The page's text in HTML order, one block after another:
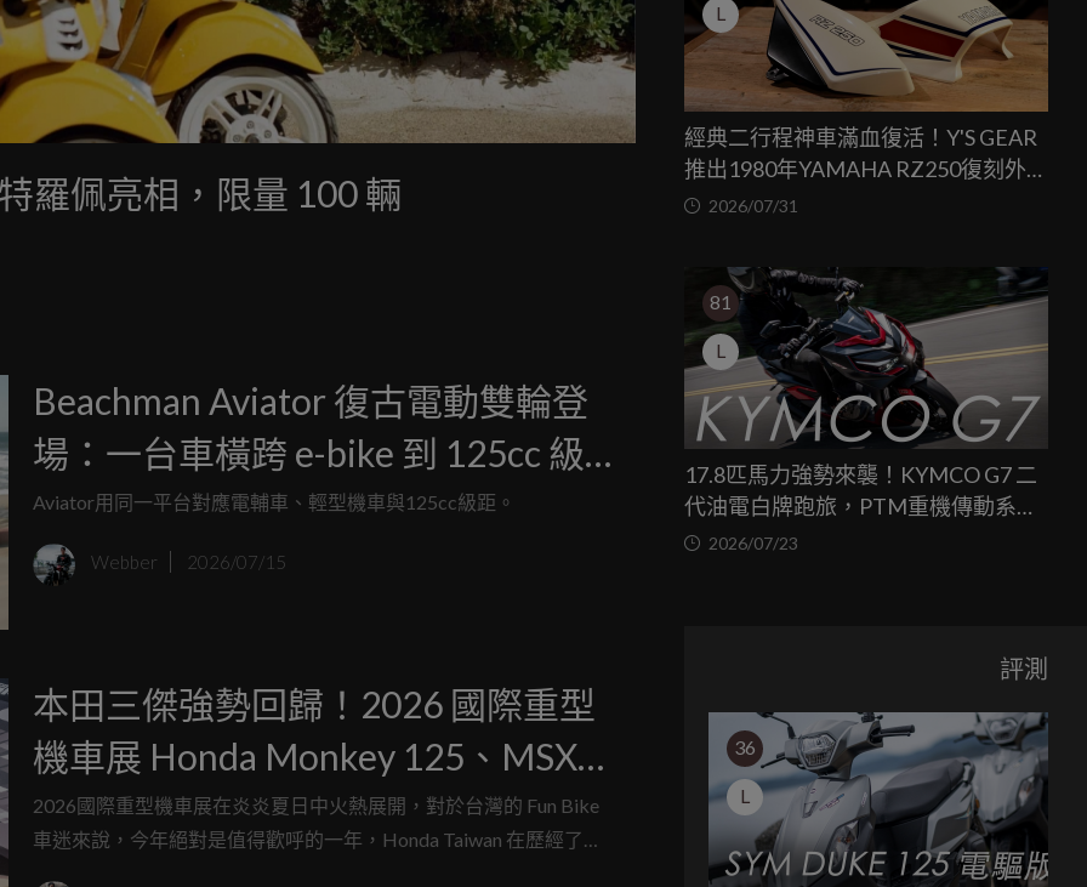
羅佩亮相，限量 100 輛
Beachman Aviator 復古電動雙輪登
場：一台車橫跨 e-bike 到 125cc 級
距
Aviator用同一平台對應電輔車、輕型機車與125cc級距。
Webber 2026/07/15
本田三傑強勢回歸！2026 國際重型
機車展 Honda Monkey 125、MSX
GROM、Super Cub C125 實車直擊
2026國際重型機車展在炎炎夏日中火熱展開，對於台灣的 Fun Bike
車迷來說，今年絕對是值得歡呼的一年，Honda Taiwan 在歷經了多
L
經典二行程神車滿血復活！Y'S GEAR
推出1980年YAMAHA RZ250復刻外裝
套件2026/07/31
81
L
17.8匹馬力強勢來襲！KYMCO G7 二
代油電白牌跑旅，PTM重機傳動系統
與8公斤減重的操控饗宴
2026/07/23
評測
36
L